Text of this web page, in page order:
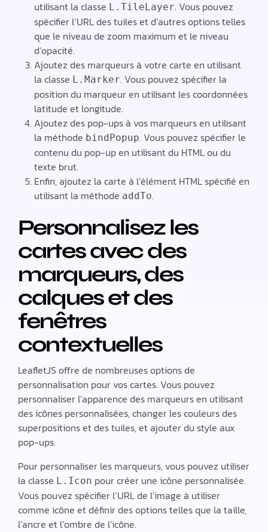
utilisant la classe L.TileLayer. Vous pouvez
spécifier l’URL des tuiles et d’autres options telles
que le niveau de zoom maximum et le niveau
d’opacité.
Ajoutez des marqueurs à votre carte en utilisant
la classe L.Marker. Vous pouvez spécifier la
position du marqueur en utilisant les coordonnées
latitude et longitude.
Ajoutez des pop-ups à vos marqueurs en utilisant
la méthode bindPopup. Vous pouvez spécifier le
contenu du pop-up en utilisant du HTML ou du
texte brut.
Enfin, ajoutez la carte à l’élément HTML spécifié en
utilisant la méthode addTo.
Personnalisez les
cartes avec des
marqueurs, des
calques et des
fenêtres
contextuelles
LeafletJS offre de nombreuses options de
personnalisation pour vos cartes. Vous pouvez
personnaliser l’apparence des marqueurs en utilisant
des icônes personnalisées, changer les couleurs des
superpositions et des tuiles, et ajouter du style aux
pop-ups.
Pour personnaliser les marqueurs, vous pouvez utiliser
la classe L.Icon pour créer une icône personnalisée.
Vous pouvez spécifier l’URL de l’image à utiliser
comme icône et définir des options telles que la taille,
l’ancre et l’ombre de l’icône.